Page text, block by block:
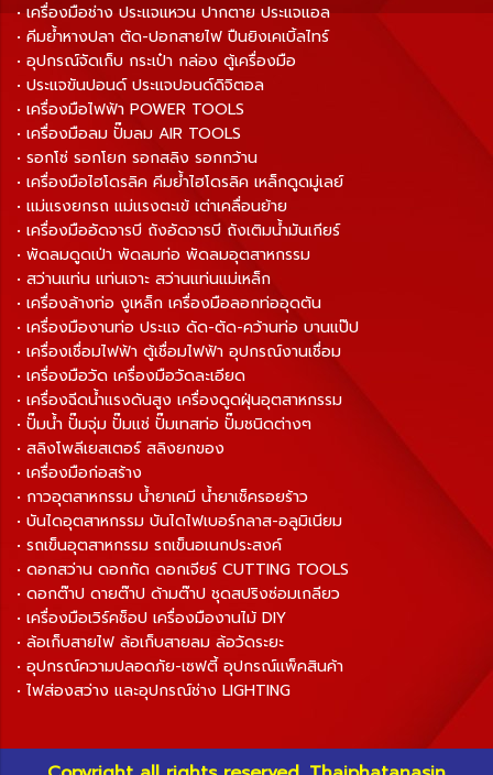
• เครื่องมือช่าง ประแจแหวน ปากตาย ประแจแอล
• คีมย้ำหางปลา ตัด-ปอกสายไฟ ปืนยิงเคเบิ้ลไทร์
• อุปกรณ์จัดเก็บ กระเป๋า กล่อง ตู้เครื่องมือ
• ประแจขันปอนด์ ประแจปอนด์ดิจิตอล
• เครื่องมือไฟฟ้า POWER TOOLS
• เครื่องมือลม ปั๊มลม AIR TOOLS
• รอกโซ่ รอกโยก รอกสลิง รอกกว้าน
• เครื่องมือไฮโดรลิค คีมย้ำไฮโดรลิค เหล็กดูดมู่เลย์
• แม่แรงยกรถ แม่แรงตะเข้ เต่าเคลื่อนย้าย
• เครื่องมืออัดจารบี ถังอัดจารบี ถังเติมน้ำมันเกียร์
• พัดลมดูดเป่า พัดลมท่อ พัดลมอุตสาหกรรม
• สว่านแท่น แท่นเจาะ สว่านแท่นแม่เหล็ก
• เครื่องล้างท่อ งูเหล็ก เครื่องมือลอกท่ออุดตัน
• เครื่องมืองานท่อ ประแจ ดัด-ตัด-คว้านท่อ บานแป๊ป
• เครื่องเชื่อมไฟฟ้า ตู้เชื่อมไฟฟ้า อุปกรณ์งานเชื่อม
• เครื่องมือวัด เครื่องมือวัดละเอียด
• เครื่องฉีดน้ำแรงดันสูง เครื่องดูดฝุ่นอุตสาหกรรม
• ปั๊มน้ำ ปั๊มจุ่ม ปั๊มแช่ ปั๊มเทสท่อ ปั๊มชนิดต่างๆ
• สลิงโพลีเยสเตอร์ สลิงยกของ
• เครื่องมือก่อสร้าง
• กาวอุตสาหกรรม น้ำยาเคมี น้ำยาเช็ครอยร้าว
• บันไดอุตสาหกรรม บันไดไฟเบอร์กลาส-อลูมิเนียม
• รถเข็นอุตสาหกรรม รถเข็นอเนกประสงค์
• ดอกสว่าน ดอกกัด ดอกเจียร์ CUTTING TOOLS
• ดอกต๊าป ดายต๊าป ด้ามต๊าป ชุดสปริงซ่อมเกลียว
• เครื่องมือเวิร์คช็อป เครื่องมืองานไม้ DIY
• ล้อเก็บสายไฟ ล้อเก็บสายลม ล้อวัดระยะ
• อุปกรณ์ความปลอดภัย-เซฟตี้ อุปกรณ์แพ็คสินค้า
• ไฟส่องสว่าง และอุปกรณ์ช่าง LIGHTING